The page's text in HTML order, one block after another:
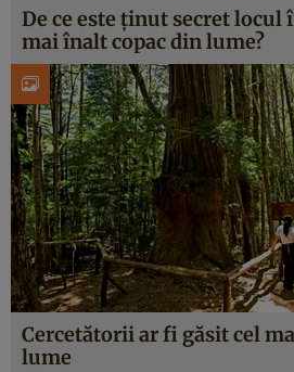
De ce este ținut secret locul
mai înalt copac din lume?
Cercetătorii ar fi găsit cel
lume